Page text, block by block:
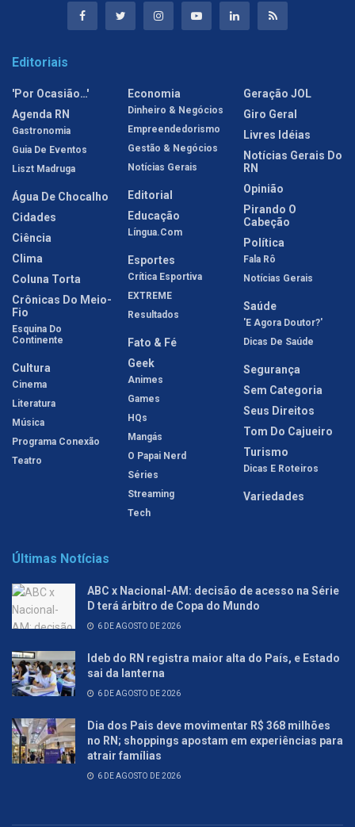
Editoriais
'Por Ocasião…'
Agenda RN
Gastronomia
Guia De Eventos
Liszt Madruga
Água De Chocalho
Cidades
Ciência
Clima
Coluna Torta
Crônicas Do Meio-
Fio
Esquina Do
Continente
Cultura
Cinema
Literatura
Música
Programa Conexão
Teatro
Economia
Dinheiro & Negócios
Empreendedorismo
Gestão & Negócios
Notícias Gerais
Editorial
Educação
Língua.com
Esportes
Crítica Esportiva
EXTREME
Resultados
Fato & Fé
Geek
Animes
Games
HQs
Mangás
O Papai Nerd
Séries
Streaming
Tech
Geração JOL
Giro Geral
Livres Idéias
Notícias Gerais Do
RN
Opinião
Pirando O
Cabeção
Política
Fala Rô
Notícias Gerais
Saúde
'E Agora Doutor?'
Dicas De Saúde
Segurança
Sem Categoria
Seus Direitos
Tom Do Cajueiro
Turismo
Dicas E Roteiros
Variedades
Últimas Notícias
ABC x Nacional-AM: decisão de acesso na Série
D terá árbitro de Copa do Mundo
6 DE AGOSTO DE 2026
Ideb do RN registra maior alta do País, e Estado
sai da lanterna
6 DE AGOSTO DE 2026
Dia dos Pais deve movimentar R$ 368 milhões
no RN; shoppings apostam em experiências para
atrair famílias
6 DE AGOSTO DE 2026